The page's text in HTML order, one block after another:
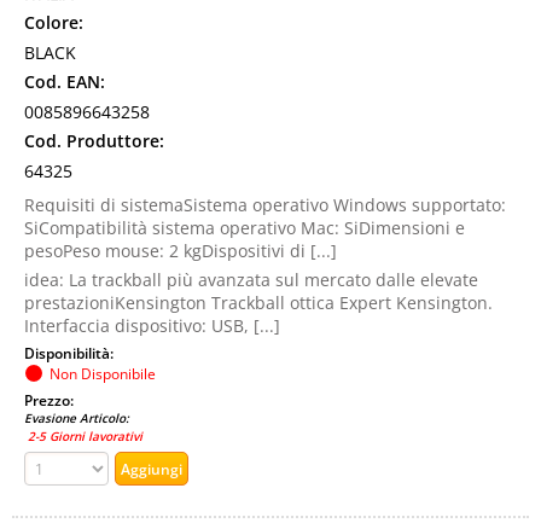
Colore:
BLACK
Cod. EAN:
0085896643258
Cod. Produttore:
64325
Requisiti di sistemaSistema operativo Windows supportato:
SiCompatibilità sistema operativo Mac: SiDimensioni e
pesoPeso mouse: 2 kgDispositivi di [...]
idea: La trackball più avanzata sul mercato dalle elevate
prestazioniKensington Trackball ottica Expert Kensington.
Interfaccia dispositivo: USB, [...]
Disponibilità:
Non Disponibile
Prezzo:
Evasione Articolo:
2-5 Giorni lavorativi